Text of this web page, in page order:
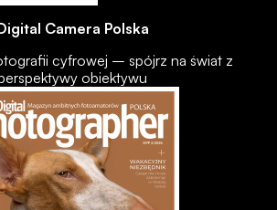
Camera Polska
cyfrowej – spójrz na świat z
obiektywu